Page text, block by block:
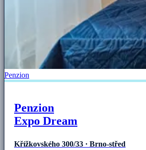
Penzion
Penzion
Expo Dream
Křížkovského 300/33 · Brno-střed